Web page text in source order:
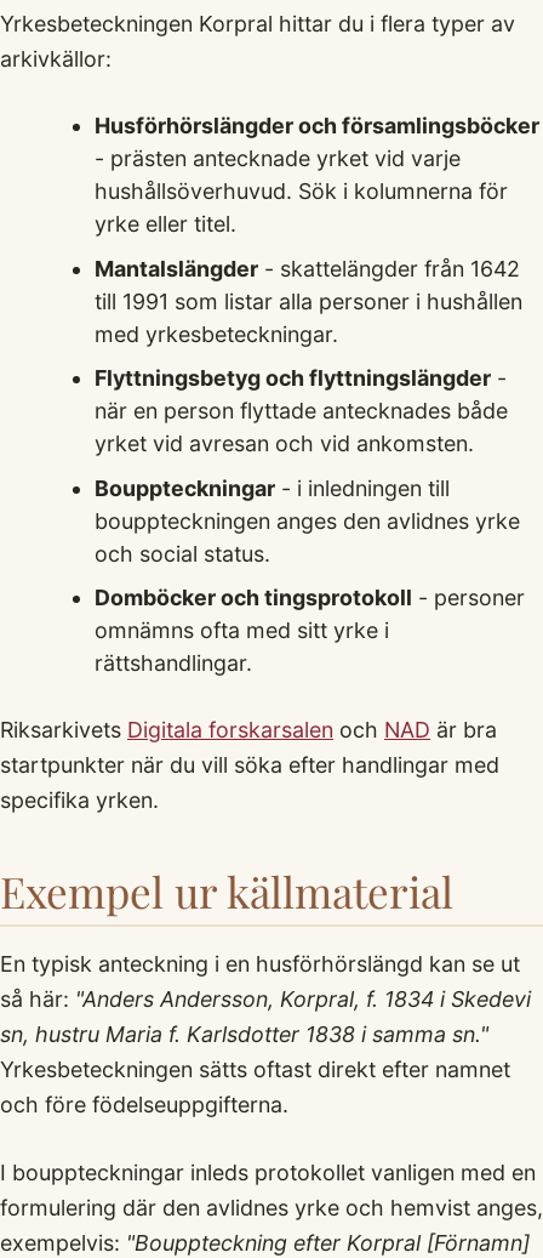
Yrkesbeteckningen Korpral hittar du i flera typer av
arkivkällor:
Husförhörslängder och församlingsböcker
- prästen antecknade yrket vid varje
hushållsöverhuvud. Sök i kolumnerna för
yrke eller titel.
Mantalslängder- skattelängder från 1642
till 1991 som listar alla personer i hushållen
med yrkesbeteckningar.
Flyttningsbetyg och flyttningslängder-
när en person flyttade antecknades både
yrket vid avresan och vid ankomsten.
Bouppteckningar- i inledningen till
bouppteckningen anges den avlidnes yrke
och social status.
Domböcker och tingsprotokoll - personer
omnämns ofta med sitt yrke i
rättshandlingar.
Riksarkivets Digitala forskarsalen och NAD är bra
startpunkter när du vill söka efter handlingar med
specifika yrken.
Exempel ur källmaterial
En typisk anteckning i en husförhörslängd kan se ut
så här: "Anders Andersson, Korpral, f. 1834 i Skedevi
sn, hustru Maria f. Karlsdotter 1838 i samma sn."
Yrkesbeteckningen sätts oftast direkt efter namnet
och före födelseuppgifterna.
I bouppteckningar inleds protokollet vanligen med en
formulering där den avlidnes yrke och hemvist anges,
exempelvis: "Bouppteckning efter Korpral [Förnamn]